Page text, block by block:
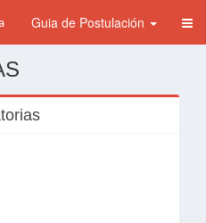
Guia de Postulación